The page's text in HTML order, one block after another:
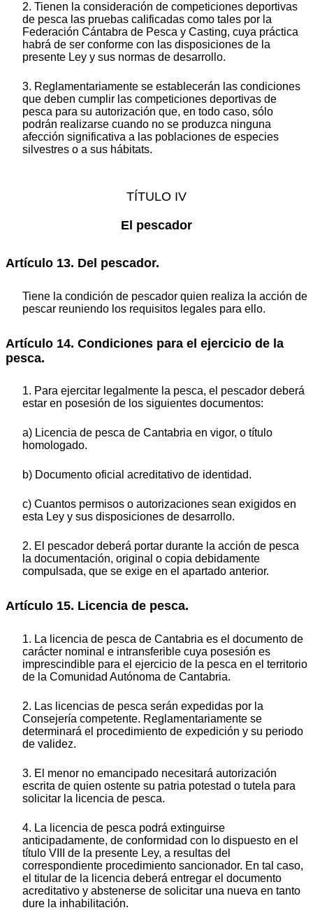
2. Tienen la consideración de competiciones deportivas
de pesca las pruebas calificadas como tales por la
Federación Cántabra de Pesca y Casting, cuya práctica
habrá de ser conforme con las disposiciones de la
presente Ley y sus normas de desarrollo.
3. Reglamentariamente se establecerán las condiciones
que deben cumplir las competiciones deportivas de
pesca para su autorización que, en todo caso, sólo
podrán realizarse cuando no se produzca ninguna
afección significativa a las poblaciones de especies
silvestres o a sus hábitats.
TÍTULO IV
El pescador
Artículo 13. Del pescador.
Tiene la condición de pescador quien realiza la acción de
pescar reuniendo los requisitos legales para ello.
Artículo 14. Condiciones para el ejercicio de la
pesca.
1. Para ejercitar legalmente la pesca, el pescador deberá
estar en posesión de los siguientes documentos:
a) Licencia de pesca de Cantabria en vigor, o título
homologado.
b) Documento oficial acreditativo de identidad.
c) Cuantos permisos o autorizaciones sean exigidos en
esta Ley y sus disposiciones de desarrollo.
2. El pescador deberá portar durante la acción de pesca
la documentación, original o copia debidamente
compulsada, que se exige en el apartado anterior.
Artículo 15. Licencia de pesca.
1. La licencia de pesca de Cantabria es el documento de
carácter nominal e intransferible cuya posesión es
imprescindible para el ejercicio de la pesca en el territorio
de la Comunidad Autónoma de Cantabria.
2. Las licencias de pesca serán expedidas por la
Consejería competente. Reglamentariamente se
determinará el procedimiento de expedición y su periodo
de validez.
3. El menor no emancipado necesitará autorización
escrita de quien ostente su patria potestad o tutela para
solicitar la licencia de pesca.
4. La licencia de pesca podrá extinguirse
anticipadamente, de conformidad con lo dispuesto en el
título VIII de la presente Ley, a resultas del
correspondiente procedimiento sancionador. En tal caso,
el titular de la licencia deberá entregar el documento
acreditativo y abstenerse de solicitar una nueva en tanto
dure la inhabilitación.